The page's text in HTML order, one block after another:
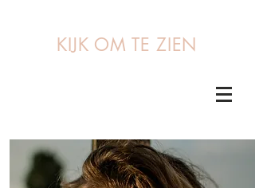
KIJK OM TE ZIEN